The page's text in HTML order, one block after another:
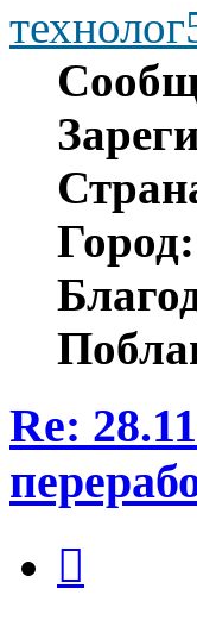
Город:
Re: